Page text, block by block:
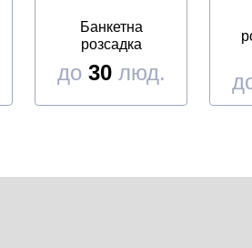
Банкетна
розсадка
до 30люд.